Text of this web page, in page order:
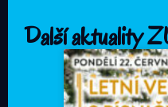
Další aktuality